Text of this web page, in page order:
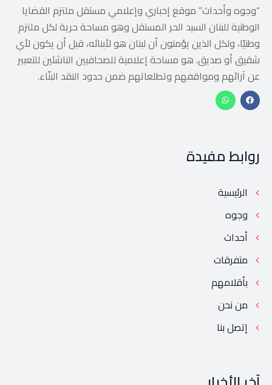
“وجوه وأحداث” موقع إخباري وإعلامي مستقل ملتزم القضايا
الوطنية للبنان السيد الحر المستقل وهو مساحة حرية لكل ملتزم
وطنيًا، ولكل الذين يؤمنون أن لبنان هو لأبنائه، قبل أن يكون لأي
شقيق أو صديق. هو مساحة إعلامية للصحافيين الناشئين للتعبير
عن آرائهم ومواقفهم وتطلعاتهم ضمن حدود النقد البنّاء.
روابط مفيدة
الرئيسية
وجوه
أحداث
متفرقات
بأقلامهم
من نحن
إتصل بنا